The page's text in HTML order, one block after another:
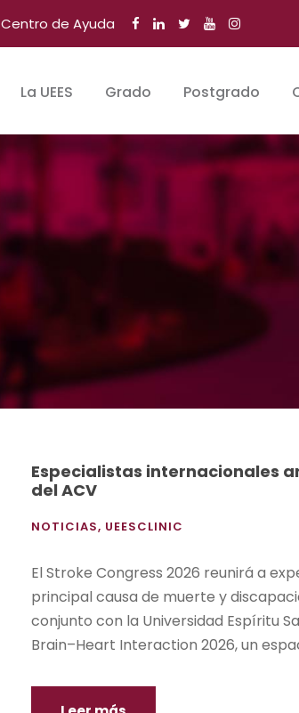
Centro de Ayuda
La UEES Grado Postgrado
Especialistas internacionales
del ACV
NOTICIAS, UEESCLINIC
El Stroke Congress 2026 reunirá a
principal causa de muerte y
conjunto con la Universidad Espíritu
Brain–Heart Interaction 2026, un